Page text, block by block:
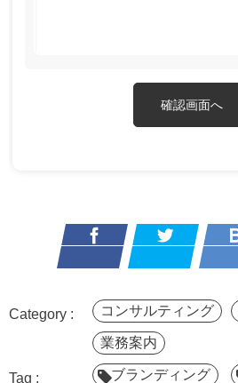
コンサルティング
業務案内
ブランディング